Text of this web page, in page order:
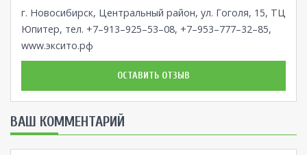
г. Новосибирск, Центральный район, ул. Гоголя, 15, ТЦ
Юпитер, тел. +7–913–925–53–08, +7–953–777–32–85,
www.эксито.рф
ОСТАВИТЬ ОТЗЫВ
ВАШ КОММЕНТАРИЙ